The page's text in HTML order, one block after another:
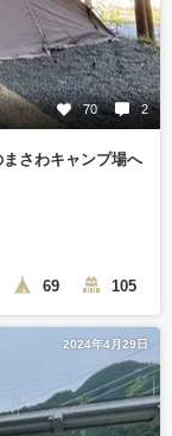
70 2
さわキャンプ場へ
69 105
2024年4月29日